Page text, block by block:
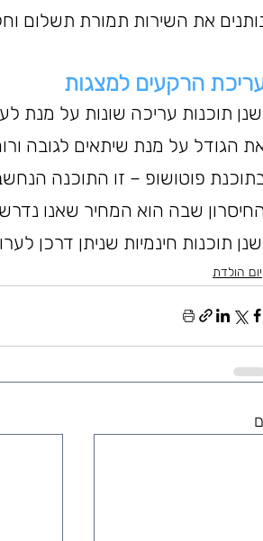
את השירות תמורת תשלום
הרקעים למצגות
תוכנות עריכה שונות על מנת
הגודל על מנת שיתאים לגובה
פוטושופ – זו התוכנה
שבה הוא המחיר שאנו
תוכנות חינמיות שניתן דרכן
יום הולדת